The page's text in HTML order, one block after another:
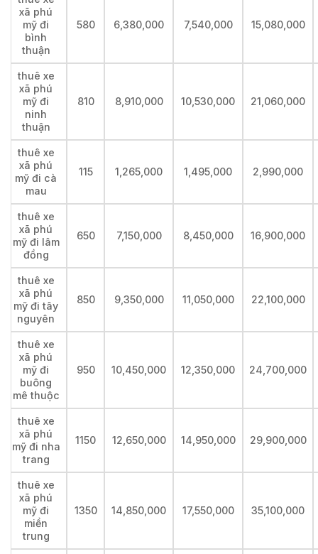
xã phú
mỹ đi
bình
thuận
580 6,380,000 7,540,000 15,080,000
thuê xe
xã phú
mỹ đi
ninh
thuận
810 8,910,000 10,530,000 21,060,000
thuê xe
xã phú
mỹ đi cà
mau
115 1,265,000 1,495,000 2,990,000
thuê xe
xã phú
mỹ đi lâm
đồng
650 7,150,000 8,450,000 16,900,000
thuê xe
xã phú
mỹ đi tây
nguyên
850 9,350,000 11,050,000 22,100,000
thuê xe
xã phú
mỹ đi
buông
mê thuộc
950 10,450,000 12,350,000 24,700,000
thuê xe
xã phú
mỹ đi nha
trang
1150 12,650,000 14,950,000 29,900,000
thuê xe
xã phú
mỹ đi
miền
trung
1350 14,850,000 17,550,000 35,100,000